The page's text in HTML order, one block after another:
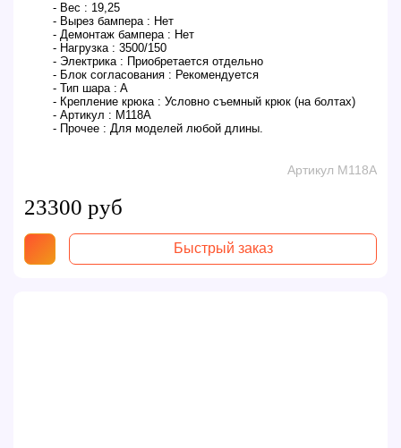
- Вес : 19,25
- Вырез бампера : Нет
- Демонтаж бампера : Нет
- Нагрузка : 3500/150
- Электрика : Приобретается отдельно
- Блок согласования : Рекомендуется
- Тип шара : A
- Крепление крюка : Условно съемный крюк (на болтах)
- Артикул : M118A
- Прочее : Для моделей любой длины.
Артикул M118A
23300 руб
Быстрый заказ